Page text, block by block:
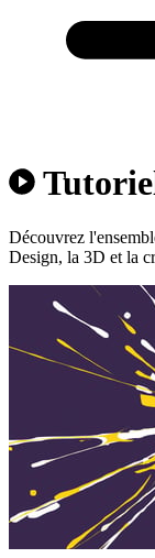
Découvrez
Design, la 3D et la